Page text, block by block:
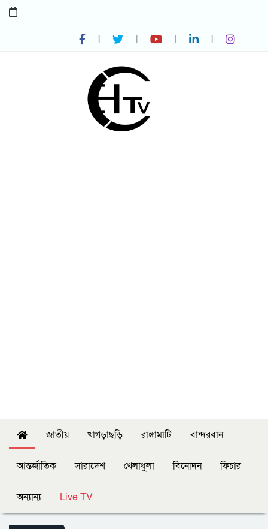
জাতীয় খাগড়াছড়ি রাঙ্গামাটি বান্দরবান
আন্তর্জাতিক সারাদেশ খেলাধুলা বিনোদন ফিচার
অন্যান্য Live TV